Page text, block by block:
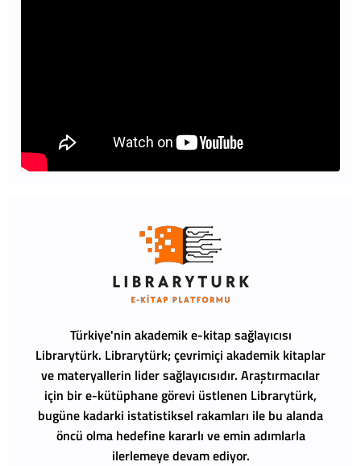
Türkiye'nin akademik e-kitap sağlayıcısı
Librarytürk. Librarytürk; çevrimiçi akademik kitaplar
ve materyallerin lider sağlayıcısıdır. Araştırmacılar
için bir e-kütüphane görevi üstlenen Librarytürk,
bugüne kadarki istatistiksel rakamları ile bu alanda
öncü olma hedefine kararlı ve emin adımlarla
ilerlemeye devam ediyor.